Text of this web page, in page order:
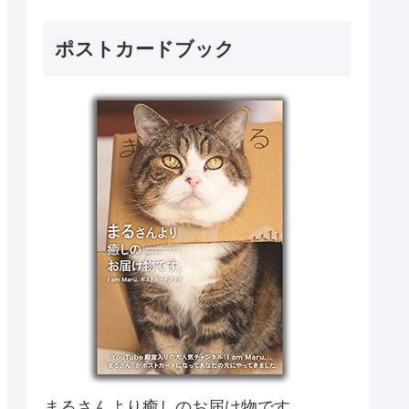
ポストカードブック